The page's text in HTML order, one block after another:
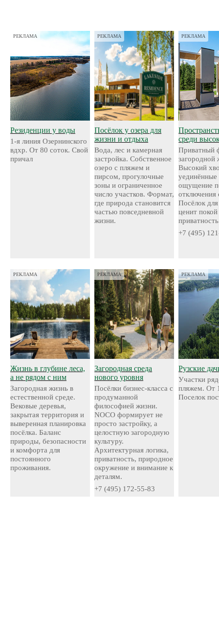
РЕКЛАМА
Резиденции у воды
1-я линия Озернинского
вдхр. От 80 соток. Свой
причал
РЕКЛАМА
Посёлок у озера для
жизни и отдыха
Вода, лес и камерная
застройка. Собственное
озеро с пляжем и
пирсом, прогулочные
зоны и ограниченное
число участков. Формат,
где природа становится
частью повседневной
жизни.
РЕКЛАМА
среди
Приватный
загородной
Высокий
уединённые
ощущение
отключения
Посёлок
ценит
приватность
+7 (495)
РЕКЛАМА
Жизнь в глубине леса,
а не рядом с ним
Загородная жизнь в
естественной среде.
Вековые деревья,
закрытая территория и
выверенная планировка
посёлка. Баланс
природы, безопасности
и комфорта для
постоянного
проживания.
РЕКЛАМА
Загородная среда
нового уровня
Посёлки бизнес-класса с
продуманной
философией жизни.
NOCO формирует не
просто застройку, а
целостную загородную
культуру.
Архитектурная логика,
приватность, природное
окружение и внимание к
деталям.
+7 (495) 172-55-83
РЕКЛАМА
Рузские
Участки
пляжем. От
Поселок